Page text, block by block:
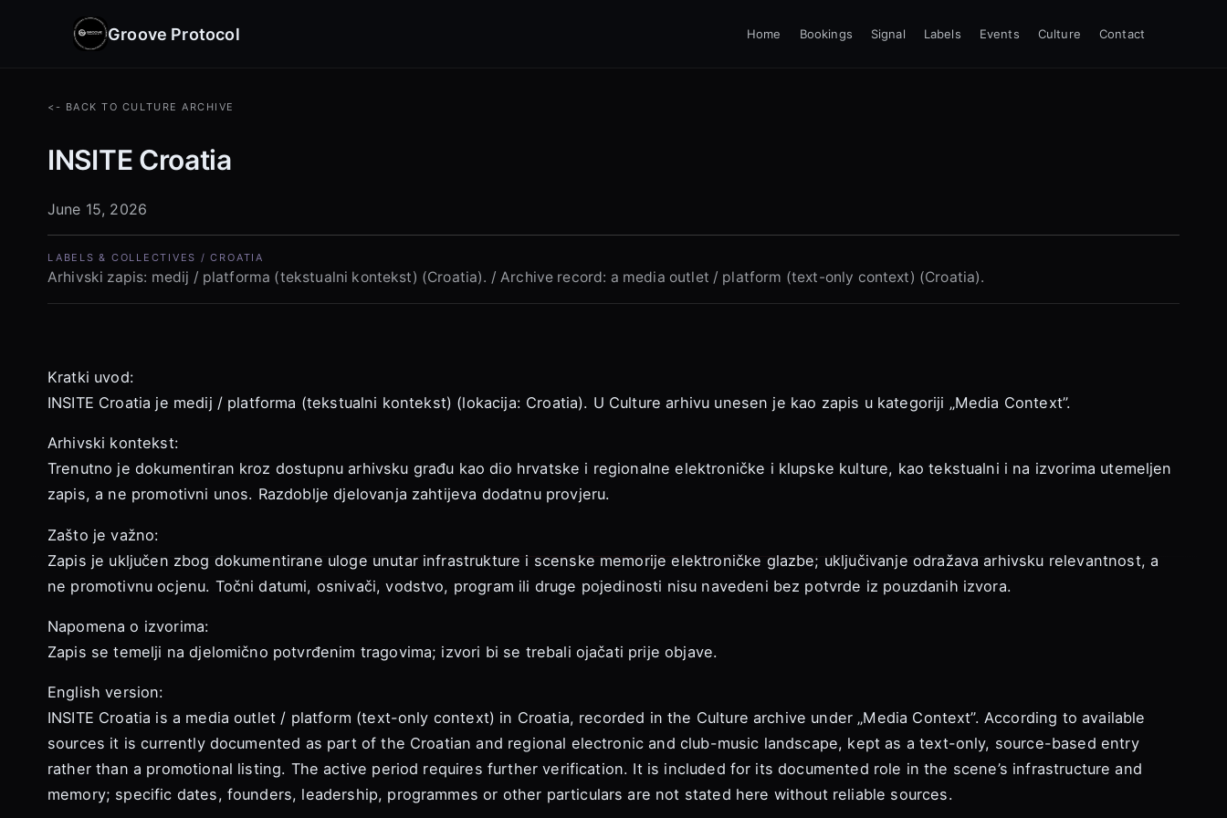
Groove Protocol Home Bookings Signal Labels Events Culture Contact
<- BACK TO CULTURE ARCHIVE
INSITE Croatia
June 15, 2026
LABELS & COLLECTIVES / CROATIA
Arhivski zapis: medij / platforma (tekstualni kontekst) (Croatia). / Archive record: a media outlet / platform (text-only context) (Croatia).
Kratki uvod:
INSITE Croatia je medij / platforma (tekstualni kontekst) (lokacija: Croatia). U Culture arhivu unesen je kao zapis u kategoriji „Media Context”.
Arhivski kontekst:
Trenutno je dokumentiran kroz dostupnu arhivsku građu kao dio hrvatske i regionalne elektroničke i klupske kulture, kao tekstualni i na izvorima utemeljen
zapis, a ne promotivni unos. Razdoblje djelovanja zahtijeva dodatnu provjeru.
Zašto je važno:
Zapis je uključen zbog dokumentirane uloge unutar infrastrukture i scenske memorije elektroničke glazbe; uključivanje odražava arhivsku relevantnost, a
ne promotivnu ocjenu. Točni datumi, osnivači, vodstvo, program ili druge pojedinosti nisu navedeni bez potvrde iz pouzdanih izvora.
Napomena o izvorima:
Zapis se temelji na djelomično potvrđenim tragovima; izvori bi se trebali ojačati prije objave.
English version:
INSITE Croatia is a media outlet / platform (text-only context) in Croatia, recorded in the Culture archive under „Media Context”. According to available
sources it is currently documented as part of the Croatian and regional electronic and club-music landscape, kept as a text-only, source-based entry
rather than a promotional listing. The active period requires further verification. It is included for its documented role in the scene’s infrastructure and
memory; specific dates, founders, leadership, programmes or other particulars are not stated here without reliable sources.